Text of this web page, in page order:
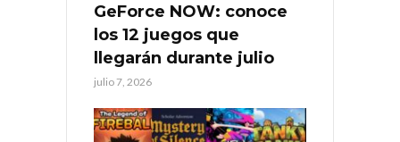
GeForce NOW: conoce
los 12 juegos que
llegarán durante julio
julio 7, 2026